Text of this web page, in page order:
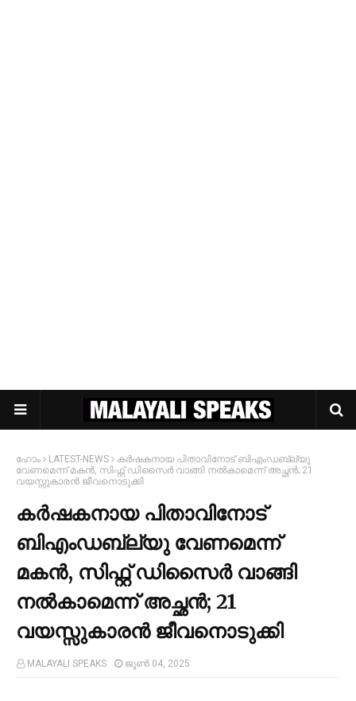
ഹോം LATEST-NEWS
കര്‍ഷകനായ പിതാവിനോട് ബിഎംഡബ്ല്യു
വേണമെന്ന് മകന്‍, സിഫ്റ്റ് ഡിസൈര്‍ വാങ്ങി നല്‍കാമെന്ന് അച്ഛൻ; 21
വയസ്സുകാരൻ ജീവനൊടുക്കി
കര്‍ഷകനായ പിതാവിനോട്
ബിഎംഡബ്ല്യു വേണമെന്ന്
മകന്‍, സിഫ്റ്റ് ഡിസൈര്‍ വാങ്ങി
നല്‍കാമെന്ന് അച്ഛൻ; 21
വയസ്സുകാരൻ ജീവനൊടുക്കി
MALAYALI SPEAKS ജൂൺ 04, 2025